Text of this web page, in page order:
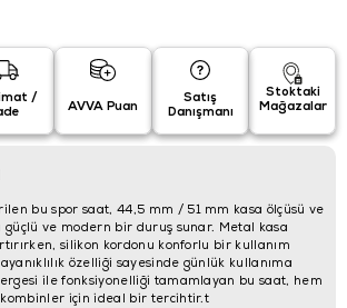
/
AVVA Puan
Satış
Danışmanı
Stoktaki
Mağazalar
bu spor saat, 44,5 mm / 51 mm kasa ölçüsü ve
güçlü ve modern bir duruş sunar. Metal kasa
artırırken, silikon kordonu konforlu bir kullanım
özelliği sayesinde günlük kullanıma
ile fonksiyonelliği tamamlayan bu saat, hem
için ideal bir tercihtir.t